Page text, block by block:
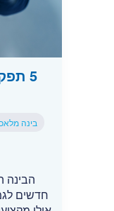
5
בינה
הבינה
חדשים